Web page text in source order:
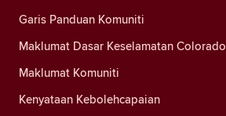
Garis Panduan Komuniti
Maklumat Dasar Keselamatan Colorado
Maklumat Komuniti
Kenyataan Kebolehcapaian